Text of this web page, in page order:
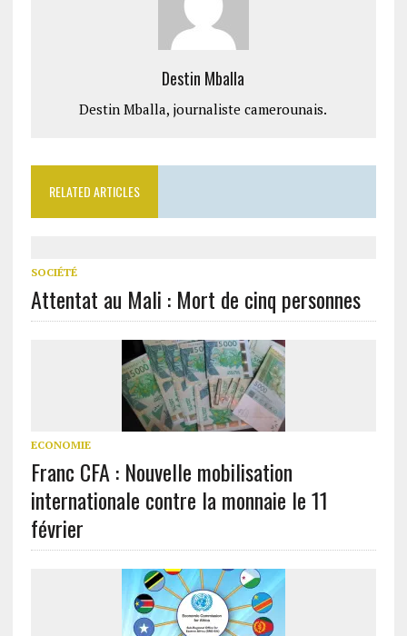
Destin Mballa
Destin Mballa, journaliste camerounais.
RELATED ARTICLES
SOCIÉTÉ
Attentat au Mali : Mort de cinq personnes
ECONOMIE
Franc CFA : Nouvelle mobilisation
internationale contre la monnaie le 11
février